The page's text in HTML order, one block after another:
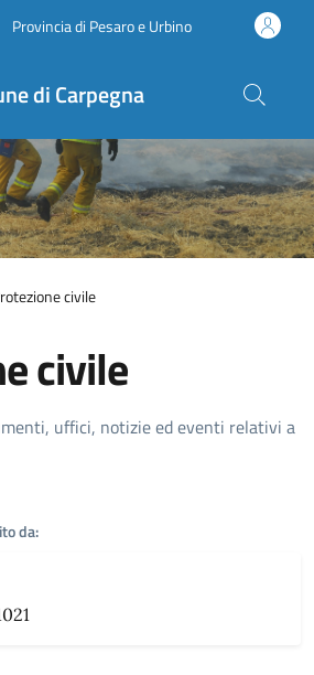
Provincia di Pesaro e Urbino
di Carpegna
civile
civile
notizia
uffici, notizie ed eventi relativi a
da: